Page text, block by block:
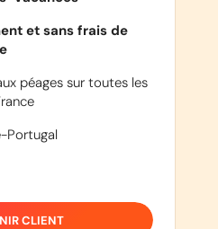
et sans frais de
péages sur toutes les
Portugal
CLIENT